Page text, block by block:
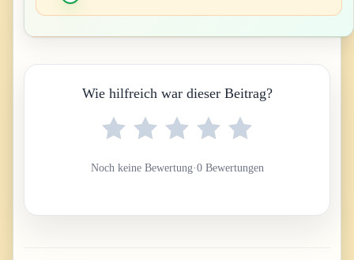
Wie hilfreich war dieser Beitrag?
Noch keine Bewertung·0 Bewertungen